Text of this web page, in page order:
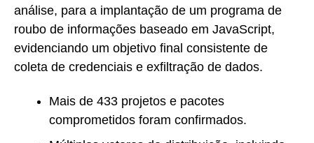
análise, para a implantação de um programa de
roubo de informações baseado em JavaScript,
evidenciando um objetivo final consistente de
coleta de credenciais e exfiltração de dados.
Mais de 433 projetos e pacotes
comprometidos foram confirmados.